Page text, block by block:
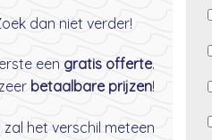
dan niet verder!
een gratis offerte.
betaalbare prijzen!
het verschil meteen